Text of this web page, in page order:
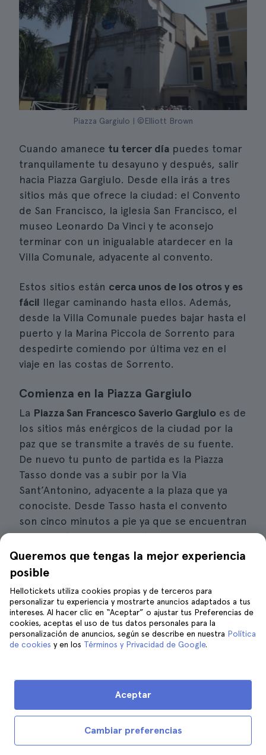
Piazza Gargiulo | ©Elliott Brown
Cuando amanece tu tercer día puedes tomar
tranquilamente tu desayuno y después, salir
hacia Piazza Gargiulo. Desde ella irás a tres
sitios más que ofrece la ciudad: el Convento
de San Francisco, la iglesia San Francisco, el
museo Leonardo Da Vinci y te aconsejo
terminar con un inigualable atardecer en la
Villa Comunale, adyacente al convento.
Estos sitios están cerca unos de los otros y es
fácil llegar caminando hasta ellos. Además,
desde la Villa Comunale puedes bajar hasta el
puerto y la Marina Piccola de Sorrento para
despedirte comiendo por última vez en el
viaje en las costas de Sorrento.
Comienza en la Piazza Gargiulo
La Piazza San Francesco Saverio Gargiulo es de
los sitios más enérgicos de la ciudad por la
paz que se transmite a través de su fuente.
De nuevo tu punto de partida es la Piazza
Tasso donde vas a subir por la Via
Sant’Antonino, adyacente a la plaza que ya
conociste. Desde Tasso hasta el convento
son cinco minutos a pie ya que se encuentran
a 300 metros una de la otra.
La plaza lleva el nombre de San Francesco
filósofo famoso de la zona. Este espacio se
toma como punto de referencia para
muchos conciertos o exposiciones que se
celebran durante el año en Sorrento. Te digo
ciudad cotidiana de los locales.
Regocíjate en el silencio y la paz del
Queremos que tengas la mejor experiencia
posible
Hellotickets utiliza cookies propias y de terceros para
personalizar tu experiencia y mostrarte anuncios adaptados a tus
intereses. Al hacer clic en “Aceptar” o ajustar tus Preferencias de
cookies, aceptas el uso de tus datos personales para la
personalización de anuncios, según se describe en nuestra Política
de cookies y en los Términos y Privacidad de Google.
Cambiar preferencias
Aceptar